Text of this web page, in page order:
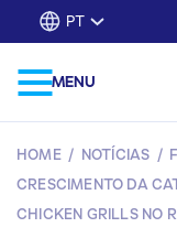
PT
MENU
HOME/ NOTÍCIAS /
CRESCIMENTO DA
CHICKEN GRILLS NO